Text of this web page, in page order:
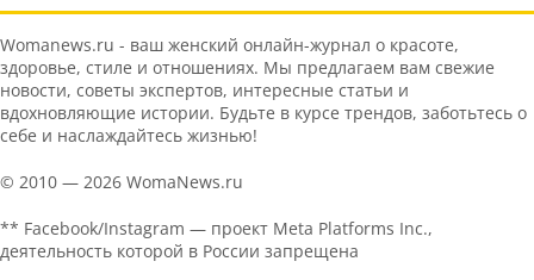
Womanews.ru - ваш женский онлайн-журнал о красоте,
здоровье, стиле и отношениях. Мы предлагаем вам свежие
новости, советы экспертов, интересные статьи и
вдохновляющие истории. Будьте в курсе трендов, заботьтесь о
себе и наслаждайтесь жизнью!
© 2010 — 2026 WomaNews.ru
** Facebook/Instagram — проект Meta Platforms Inc.,
деятельность которой в России запрещена